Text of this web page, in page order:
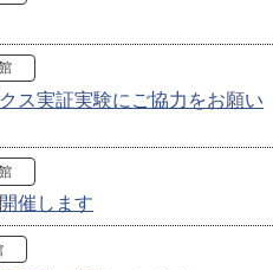
ス実証実験にご協力をお願い
催します